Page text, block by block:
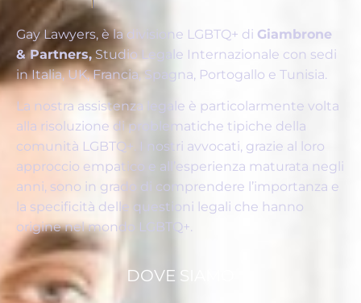
Gay Lawyers, è la divisione LGBTQ+ di Giambrone
& Partners, Studio Legale Internazionale con sedi
in Italia, UK, Francia, Spagna, Portogallo e Tunisia.
La nostra assistenza legale è particolarmente volta
alla risoluzione di problematiche tipiche della
comunità LGBTQ+. I nostri avvocati, grazie al loro
approccio empatico e all’esperienza maturata negli
anni, sono in grado di comprendere l’importanza e
la specificità delle questioni legali che hanno
origine nel mondo LGBTQ+.
DOVE SIAMO